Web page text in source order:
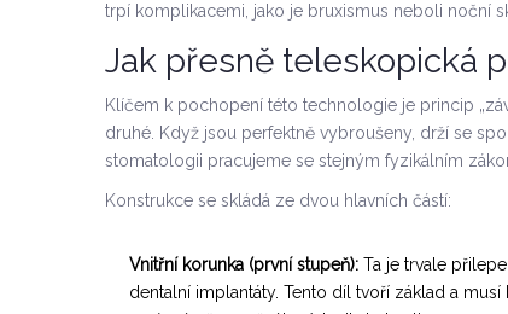
trpí komplikacemi, jako je bruxismus neboli noční
Jak přesně teleskopická
Klíčem k pochopení této technologie je princip
druhé. Když jsou perfektně vybroušeny, drží se
stomatologii pracujeme se stejným fyzikálním
Konstrukce se skládá ze dvou hlavních částí:
Vnitřní korunka (první stupeň): Ta je trvale
dentalní implantáty. Tento díl tvoří základ a